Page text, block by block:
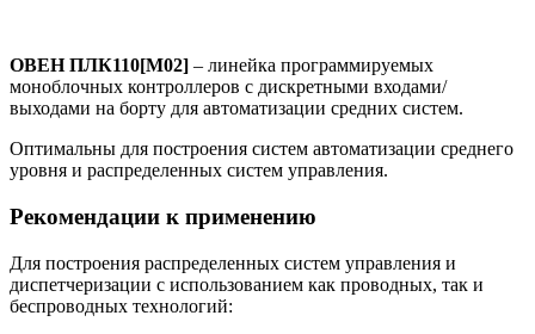
ОВЕН ПЛК110[М02] – линейка программируемых
моноблочных контроллеров с дискретными входами/
выходами на борту для автоматизации средних систем.
Оптимальны для построения систем автоматизации среднего
уровня и распределенных систем управления.
Рекомендации к применению
Для построения распределенных систем управления и
диспетчеризации с использованием как проводных, так и
беспроводных технологий: